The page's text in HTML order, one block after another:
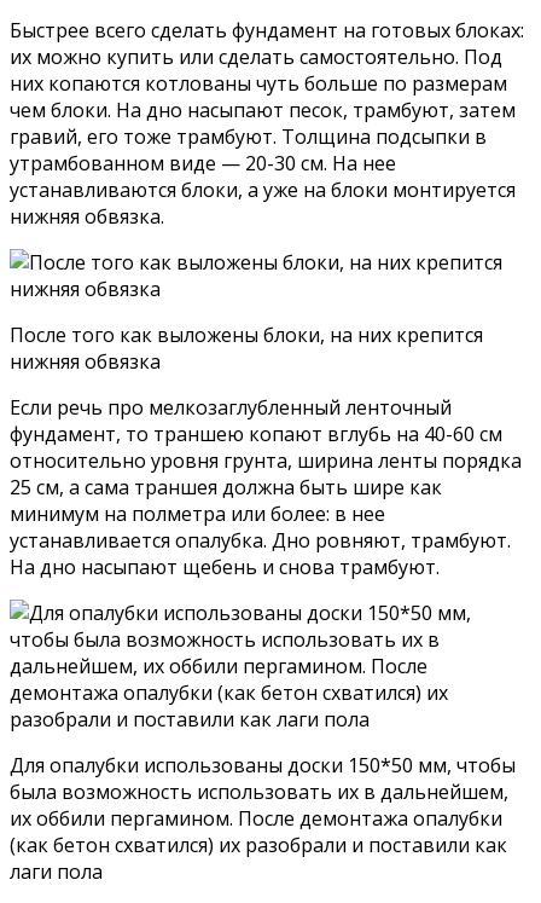
Быстрее всего сделать фундамент на готовых блоках:
их можно купить или сделать самостоятельно. Под
них копаются котлованы чуть больше по размерам
чем блоки. На дно насыпают песок, трамбуют, затем
гравий, его тоже трамбуют. Толщина подсыпки в
утрамбованном виде — 20-30 см. На нее
устанавливаются блоки, а уже на блоки монтируется
нижняя обвязка.
После того как выложены блоки, на них крепится
нижняя обвязка
Если речь про мелкозаглубленный ленточный
фундамент, то траншею копают вглубь на 40-60 см
относительно уровня грунта, ширина ленты порядка
25 см, а сама траншея должна быть шире как
минимум на полметра или более: в нее
устанавливается опалубка. Дно ровняют, трамбуют.
На дно насыпают щебень и снова трамбуют.
Для опалубки использованы доски 150*50 мм, чтобы
была возможность использовать их в дальнейшем,
их оббили пергамином. После демонтажа опалубки
(как бетон схватился) их разобрали и поставили как
лаги пола